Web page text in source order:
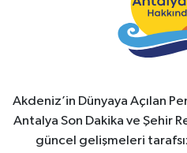
Akdeniz’in Dünyaya Açılan
Antalya Son Dakika ve Şehir
güncel gelişmeleri